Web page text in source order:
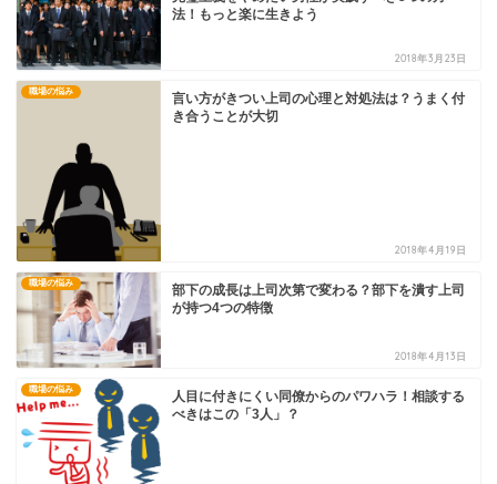
法！もっと楽に生きよう
2018年3月23日
職場の悩み
言い方がきつい上司の心理と対処法は？うまく付
き合うことが大切
2018年4月19日
職場の悩み
部下の成長は上司次第で変わる？部下を潰す上司
が持つ4つの特徴
2018年4月13日
職場の悩み
人目に付きにくい同僚からのパワハラ！相談する
べきはこの「3人」？